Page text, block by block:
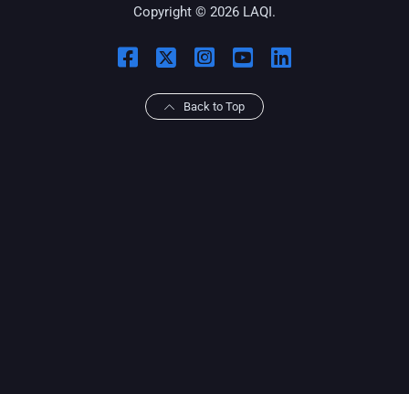
Copyright © 2026 LAQI.
Back to Top